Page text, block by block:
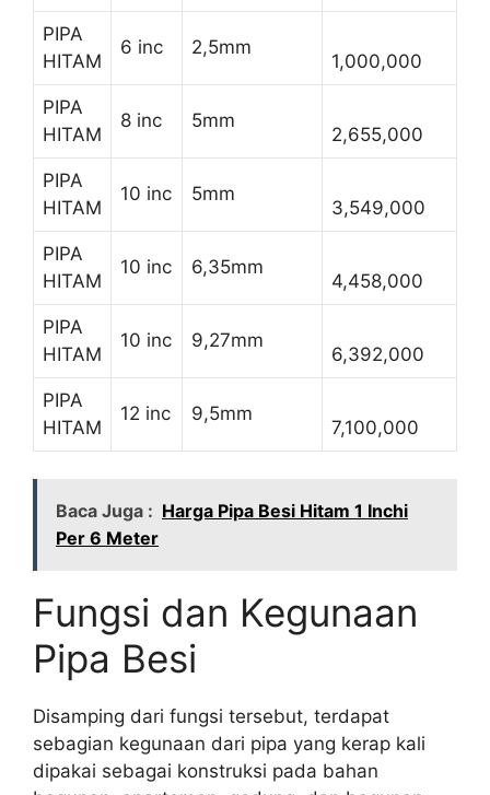
PIPA
HITAM
6 inc 2,5mm
1,000,000
PIPA
HITAM
8 inc 5mm
2,655,000
PIPA
HITAM
10 inc 5mm
3,549,000
PIPA
HITAM
10 inc 6,35mm
4,458,000
PIPA
HITAM
10 inc 9,27mm
6,392,000
PIPA
HITAM
12 inc 9,5mm
7,100,000
Baca Juga : Harga Pipa Besi Hitam 1 Inchi
Per 6 Meter
Fungsi dan Kegunaan
Pipa Besi
Disamping dari fungsi tersebut, terdapat
sebagian kegunaan dari pipa yang kerap kali
dipakai sebagai konstruksi pada bahan